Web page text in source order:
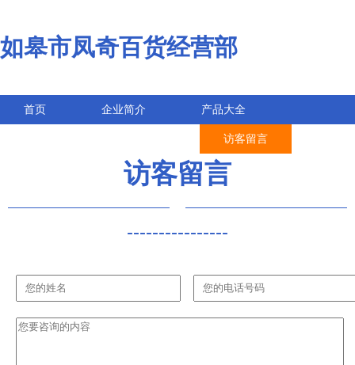
如皋市凤奇百货经营部
首页 企业简介 产品大全
访客留言
访客留言
----------------